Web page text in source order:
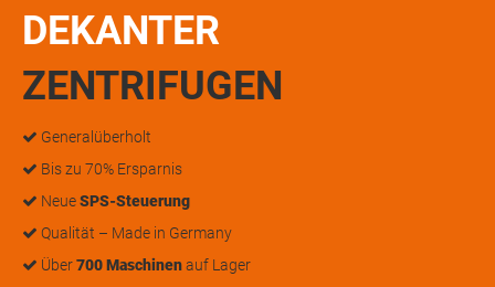
DEKANTER
ZENTRIFUGEN
Generalüberholt
Bis zu 70% Ersparnis
NeueSPS-Steuerung
Qualität – Made in Germany
Über700 Maschinenauf Lager